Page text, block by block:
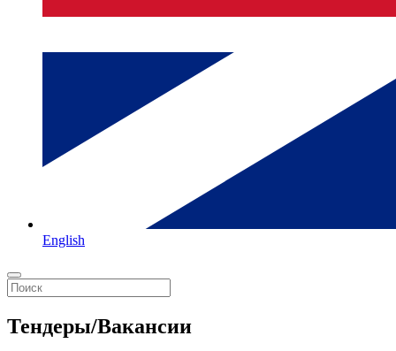
English
Тендеры/Вакансии